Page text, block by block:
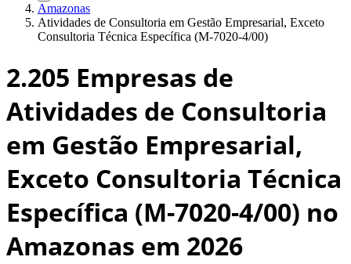
Amazonas
Atividades de Consultoria em Gestão Empresarial, Exceto
Consultoria Técnica Específica (M-7020-4/00)
2.205 Empresas de
Atividades de Consultoria
em Gestão Empresarial,
Exceto Consultoria Técnica
Específica (M-7020-4/00) no
Amazonas em 2026